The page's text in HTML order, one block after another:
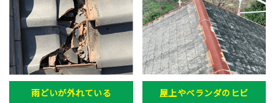
雨どいが外れている 屋上やベランダのヒビ